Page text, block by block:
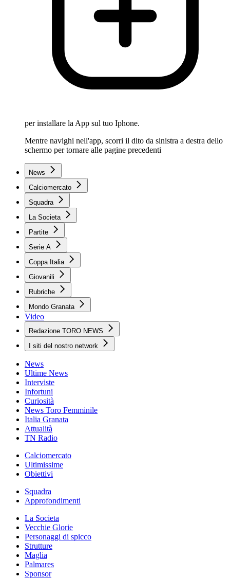
per installare la App sul tuo Iphone.
Mentre navighi nell'app, scorri il dito da sinistra a destra dello
schermo per tornare alle pagine precedenti
News
Calciomercato
Squadra
La Societa
Partite
Serie A
Coppa Italia
Giovanili
Rubriche
Mondo Granata
Video
Redazione TORO NEWS
I siti del nostro network
News
Ultime News
Interviste
Infortuni
Curiosità
News Toro Femminile
Italia Granata
Attualità
TN Radio
Calciomercato
Ultimissime
Obiettivi
Squadra
Approfondimenti
La Societa
Vecchie Glorie
Personaggi di spicco
Strutture
Maglia
Palmares
Sponsor